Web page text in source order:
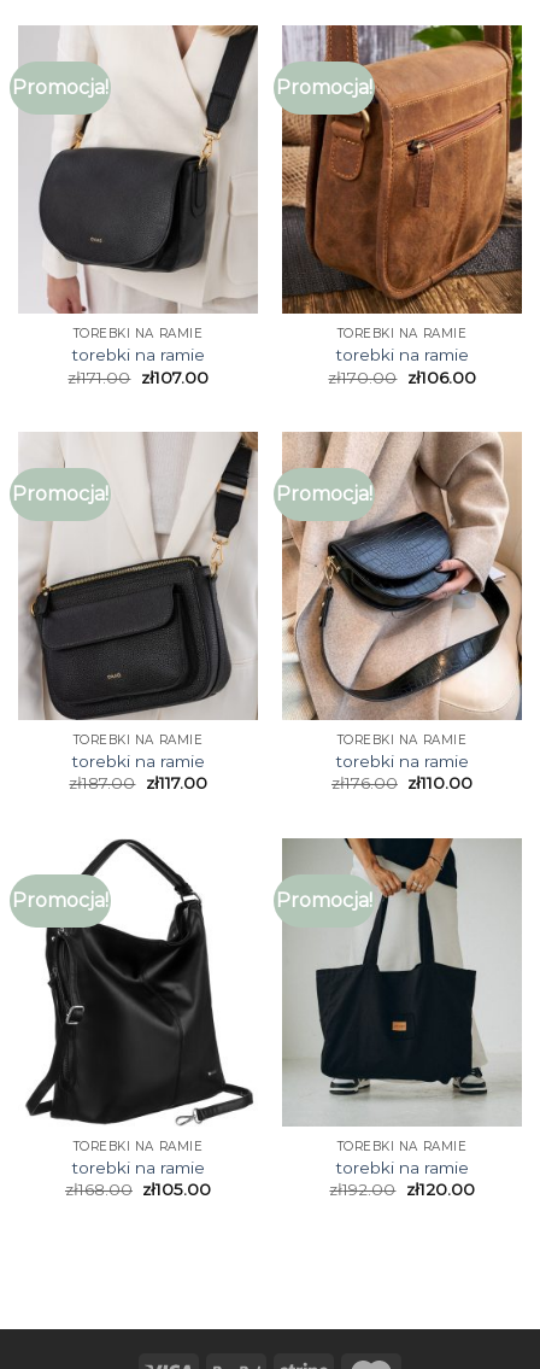
Promocja!
TOREBKI NA RAMIE
torebki na ramie
zł171.00 zł107.00
Promocja!
TOREBKI NA RAMIE
torebki na ramie
zł170.00 zł106.00
Promocja!
TOREBKI NA RAMIE
torebki na ramie
zł187.00 zł117.00
Promocja!
TOREBKI NA RAMIE
torebki na ramie
zł176.00 zł110.00
Promocja!
TOREBKI NA RAMIE
torebki na ramie
zł168.00 zł105.00
Promocja!
TOREBKI NA RAMIE
torebki na ramie
zł192.00 zł120.00